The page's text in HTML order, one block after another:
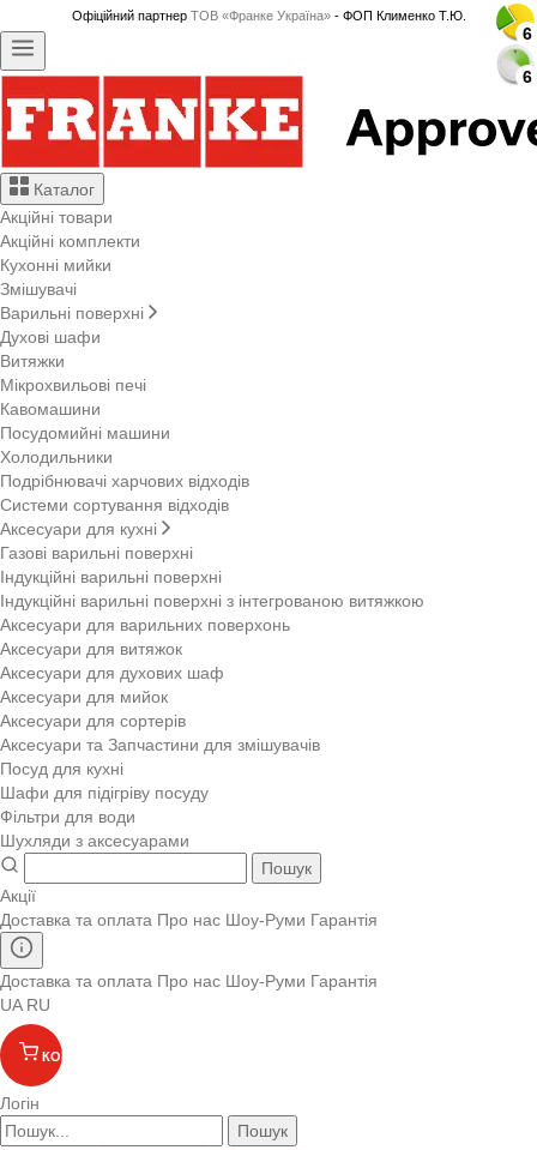
Офіційний партнер ТОВ «Франке Україна»- ФОП Клименко Т.Ю.
Каталог
Акційні товари
Акційні комплекти
Кухонні мийки
Змішувачі
Варильні поверхні
Духові шафи
Витяжки
Мікрохвильові печі
Кавомашини
Посудомийні машини
Холодильники
Подрібнювачі харчових відходів
Системи сортування відходів
Аксесуари для кухні
Газові варильні поверхні
Індукційні варильні поверхні
Індукційні варильні поверхні з інтегрованою витяжкою
Аксесуари для варильних поверхонь
Аксесуари для витяжок
Аксесуари для духових шаф
Аксесуари для мийок
Аксесуари для сортерів
Аксесуари та Запчастини для змішувачів
Посуд для кухні
Шафи для підігріву посуду
Фільтри для води
Шухляди з аксесуарами
Пошук
Акції
Доставка та оплата Про нас Шоу-Руми Гарантія
Доставка та оплата Про нас Шоу-Руми Гарантія
UA RU
КОШИК
Логін
Пошук
6
6
6
6
6
6
6
6
6
6
6
6
6
6
6
6
6
6
6
6
6
6
6
6